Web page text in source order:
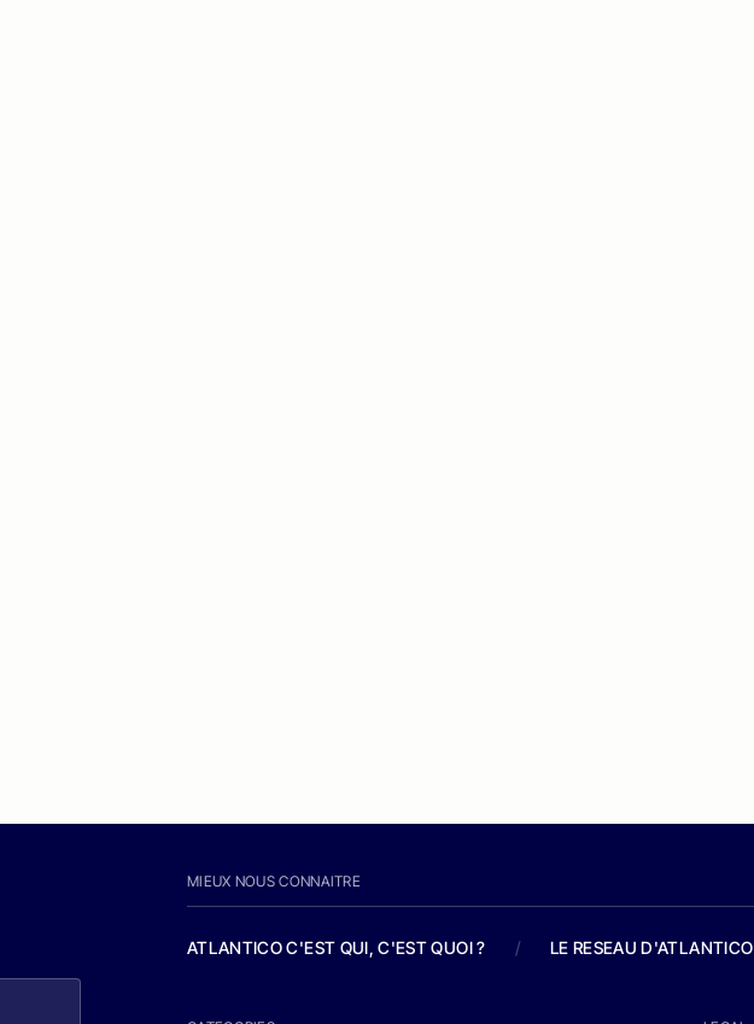
MIEUX NOUS CONNAITRE
ATLANTICO C'EST QUI, C'EST QUOI ? / LE RESEAU D'ATLANTICO